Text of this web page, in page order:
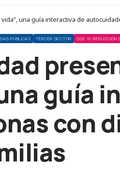
una guía interactiva de
PÚBLICAS TERCER SECTOR ODS 10 REDUCCIÓN
guía
con